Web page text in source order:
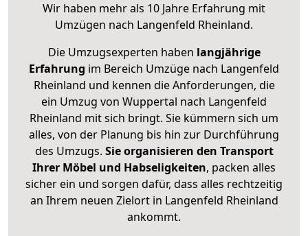
Wir haben mehr als 10 Jahre Erfahrung mit
Umzügen nach Langenfeld Rheinland.
Die Umzugsexperten haben langjährige
Erfahrung im Bereich Umzüge nach Langenfeld
Rheinland und kennen die Anforderungen, die
ein Umzug von Wuppertal nach Langenfeld
Rheinland mit sich bringt. Sie kümmern sich um
alles, von der Planung bis hin zur Durchführung
des Umzugs. Sie organisieren den Transport
Ihrer Möbel und Habseligkeiten, packen alles
sicher ein und sorgen dafür, dass alles rechtzeitig
an Ihrem neuen Zielort in Langenfeld Rheinland
ankommt.